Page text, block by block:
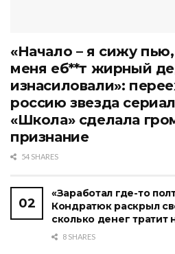
«Начало – я сижу
меня еб**т жирный
изнасиловали»:
россию звезда
«Школа» сделала
признание
54 SHARES
«Заработал где-то
Кондратюк раскрыл
сколько денег
8 SHARES